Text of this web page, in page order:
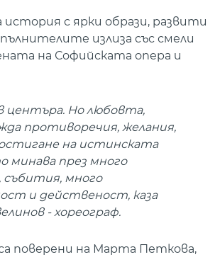
с ярки образи, развити
излиза със смели
на Софийската опера и
центъра. Но любовта,
противоречия, желания,
на истинската
минава през много
много
и действеност, каза
- хореограф.
поверени на Марта Петкова,